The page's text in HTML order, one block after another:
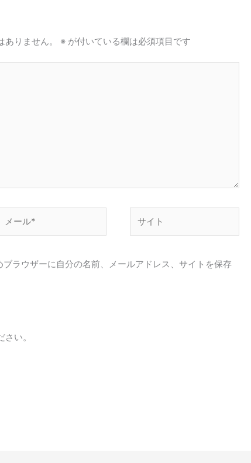
りません。 ※ が付いている欄は必須項目です
ー
ラウザーに自分の名前、メールアドレス、サイトを保存
い。